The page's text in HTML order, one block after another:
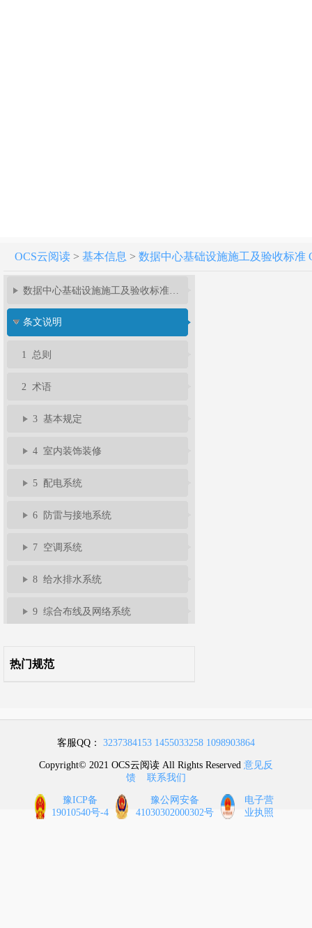
OCS云阅读> 基本信息 > 数据中心基础设施施工及验收标准
条文说明
1 总则
2 术语
3 基本规定
4 室内装饰装修
5 配电系统
6 防雷与接地系统
7 空调系统
8 给水排水系统
9 综合布线及网络系统
13 集装箱数据中心
14 综合测试
15 竣工验收
热门规范
客服QQ： 3237384153 1455033258 1098903864
Copyright© 2021 OCS云阅读 All Rights Reserved 意见反
馈
联系我们
豫ICP备
19010540号-4
豫公网安备
41030302000302号
电子营
业执照